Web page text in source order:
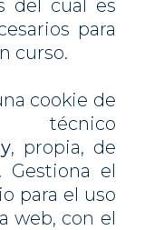
del cual es
para
curso.
cookie de
, propia, de
el
para el uso
web, con el